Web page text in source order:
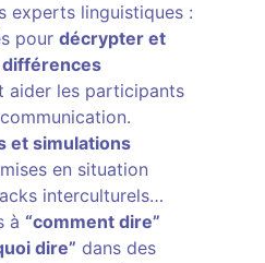
experts linguistiques :
pourdécrypter et
aider les participants
et simulations
en situation
interculturels…
à “comment dire”
dire” dans des